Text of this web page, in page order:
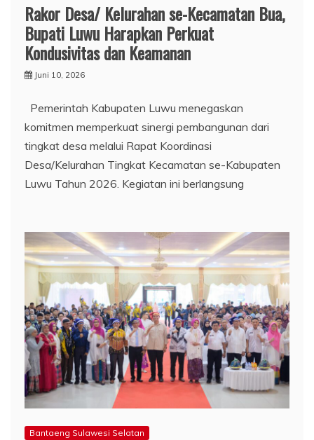
Rakor Desa/ Kelurahan se-Kecamatan Bua,
Bupati Luwu Harapkan Perkuat
Kondusivitas dan Keamanan
Juni 10, 2026
Pemerintah Kabupaten Luwu menegaskan
komitmen memperkuat sinergi pembangunan dari
tingkat desa melalui Rapat Koordinasi
Desa/Kelurahan Tingkat Kecamatan se-Kabupaten
Luwu Tahun 2026. Kegiatan ini berlangsung
Bantaeng Sulawesi Selatan